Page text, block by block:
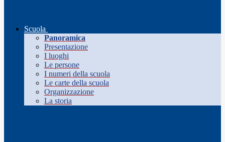
Scuola
Panoramica
Presentazione
I luoghi
Le persone
I numeri della scuola
Le carte della scuola
Organizzazione
La storia